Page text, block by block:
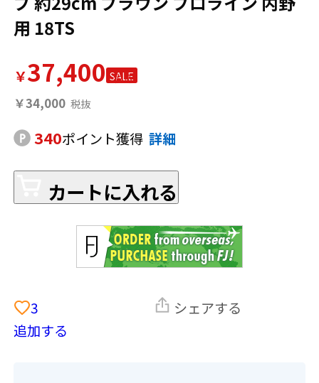
用 18TS
￥37,400 SALE
￥34,000
340ポイント獲得 詳細
カートに入れる
3
追加する
シェアする